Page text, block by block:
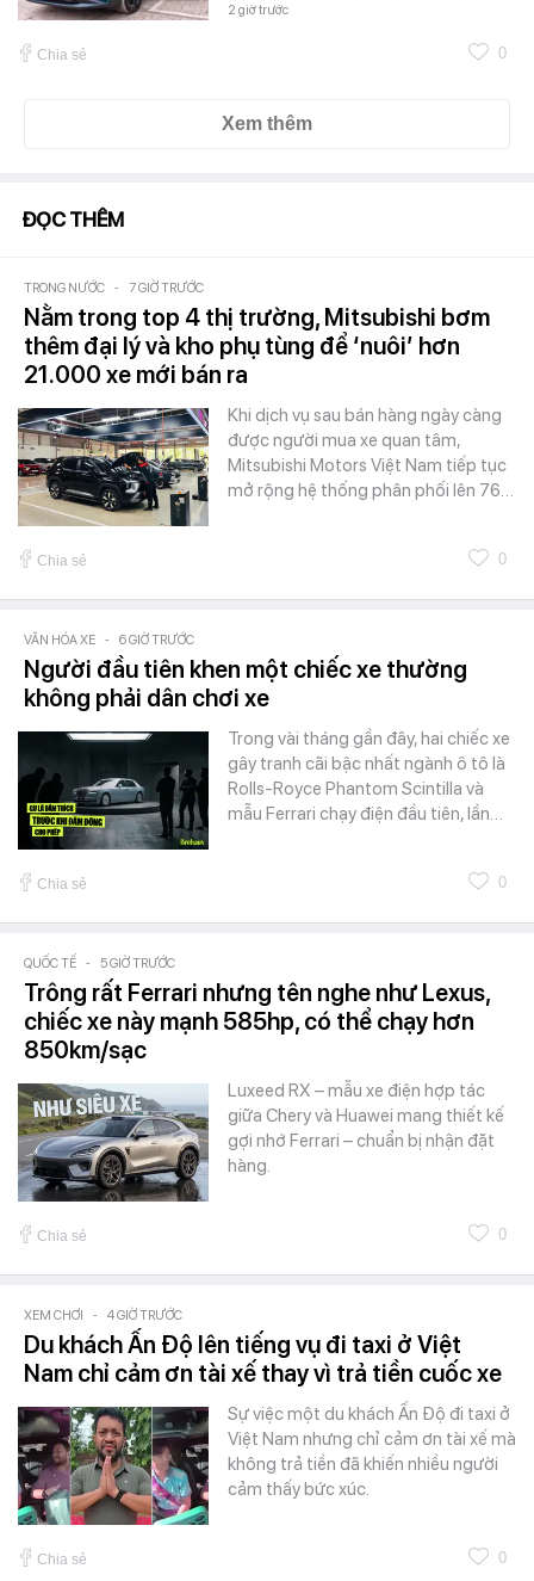
2 giờ trước
Chia sẻ 0
Xem thêm
ĐỌC THÊM
TRONG NƯỚC - 7 GIỜ TRƯỚC
Nằm trong top 4 thị trường, Mitsubishi bơm
thêm đại lý và kho phụ tùng để ‘nuôi’ hơn
21.000 xe mới bán ra
Khi dịch vụ sau bán hàng ngày càng
được người mua xe quan tâm,
Mitsubishi Motors Việt Nam tiếp tục
mở rộng hệ thống phân phối lên 76…
Chia sẻ 0
VĂN HÓA XE - 6 GIỜ TRƯỚC
Người đầu tiên khen một chiếc xe thường
không phải dân chơi xe
Trong vài tháng gần đây, hai chiếc xe
gây tranh cãi bậc nhất ngành ô tô là
Rolls-Royce Phantom Scintilla và
mẫu Ferrari chạy điện đầu tiên, lần…
Chia sẻ 0
QUỐC TẾ - 5 GIỜ TRƯỚC
Trông rất Ferrari nhưng tên nghe như Lexus,
chiếc xe này mạnh 585hp, có thể chạy hơn
850km/sạc
Luxeed RX – mẫu xe điện hợp tác
giữa Chery và Huawei mang thiết kế
gợi nhớ Ferrari – chuẩn bị nhận đặt
hàng.
Chia sẻ 0
XEM CHƠI - 4 GIỜ TRƯỚC
Du khách Ấn Độ lên tiếng vụ đi taxi ở Việt
Nam chỉ cảm ơn tài xế thay vì trả tiền cuốc xe
Sự việc một du khách Ấn Độ đi taxi ở
Việt Nam nhưng chỉ cảm ơn tài xế mà
không trả tiền đã khiến nhiều người
cảm thấy bức xúc.
Chia sẻ 0